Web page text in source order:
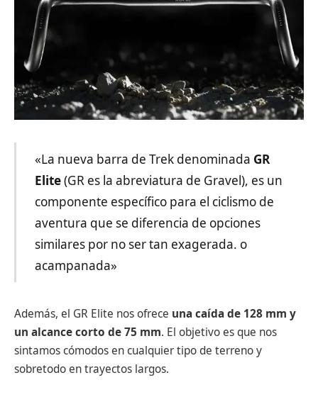
«La nueva barra de Trek denominada GR
Elite(GR es la abreviatura de Gravel), es un
componente específico para el ciclismo de
aventura que se diferencia de opciones
similares por no ser tan exagerada. o
acampanada»
Además, el GR Elite nos ofrece una caída de 128 mm y
un alcance corto de 75 mm. El objetivo es que nos
sintamos cómodos en cualquier tipo de terreno y
sobretodo en trayectos largos.